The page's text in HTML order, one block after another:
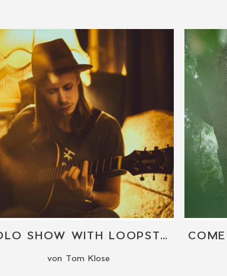
SOLO SHOW WITH LOOPSTATION
von Tom Klose